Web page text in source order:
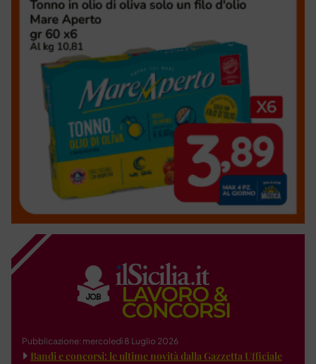
Pubblicazione: mercoledì 8 Luglio 2026
Bandi e concorsi: le ultime novità dalla Gazzetta Ufficiale